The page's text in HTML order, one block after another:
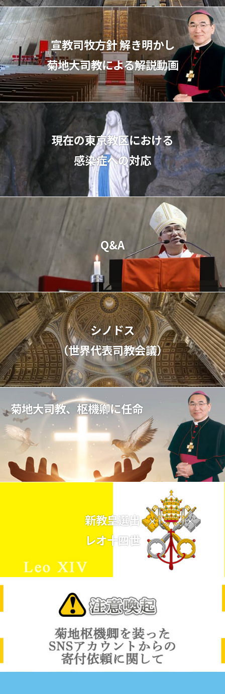
宣教司牧⽅針 解き明かし
菊地⼤司教による解説動画
現在の東京教区における
感染症への対応
Q&A
シノドス
（世界代表司教会議）
菊地大司教、枢機卿に任命
新教皇選出
レオ十四世